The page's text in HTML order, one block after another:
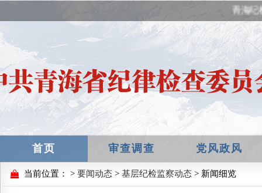
青海纪
首页 审查调查 党风政风
当前位置： > 要闻动态 > 基层纪检监察动态 > 新闻细览